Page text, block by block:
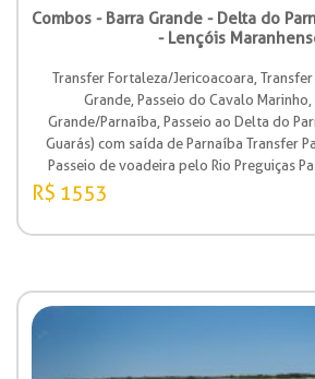
Combos - Barra Grande - Delta do
- Lençóis
Transfer Fortaleza/Jericoacoara,
Grande, Passeio do Cavalo
Grande/Parnaíba, Passeio ao Delta do
Guarás) com saída de Parnaíba Transfer
Passeio de voadeira pelo Rio Preguiças
estação, Transfer Barreirinhas/
R$ 1553